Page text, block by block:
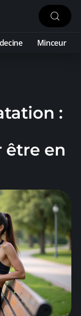
Minceur
:
être en